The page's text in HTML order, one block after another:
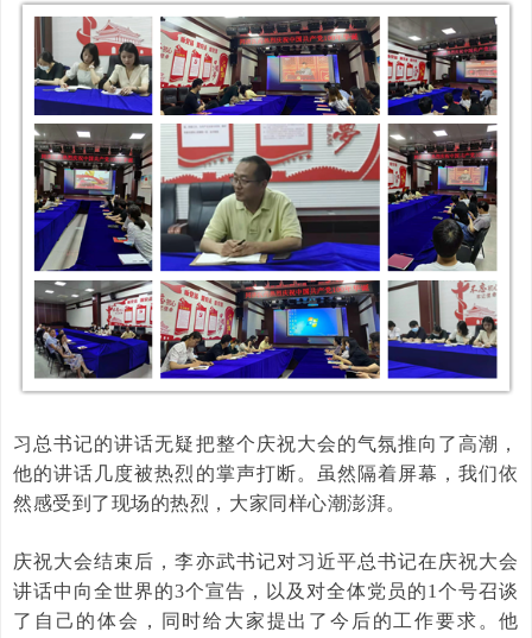
习总书记的讲话无疑把整个庆祝大会的气氛推向了高潮，
他的讲话几度被热烈的掌声打断。虽然隔着屏幕，我们依
然感受到了现场的热烈，大家同样心潮澎湃。
庆祝大会结束后，李亦武书记对习近平总书记在庆祝大会
讲话中向全世界的3个宣告，以及对全体党员的1个号召谈
了自己的体会，同时给大家提出了今后的工作要求。他